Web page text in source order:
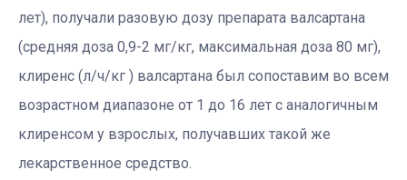
лет), получали разовую дозу препарата валсартана
(средняя доза 0,9-2 мг/кг, максимальная доза 80 мг),
клиренс (л/ч/кг ) валсартана был сопоставим во всем
возрастном диапазоне от 1 до 16 лет с аналогичным
клиренсом у взрослых, получавших такой же
лекарственное средство.